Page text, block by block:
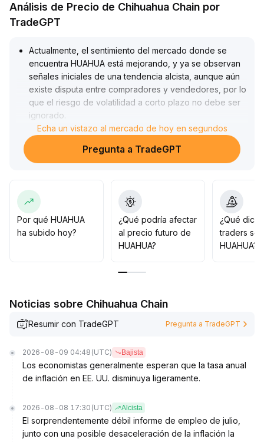
Análisis de Precio de Chihuahua Chain por
TradeGPT
Actualmente, el sentimiento del mercado donde se
encuentra HUAHUA está mejorando, y ya se observan
señales iniciales de una tendencia alcista, aunque aún
existe disputa entre compradores y vendedores, por lo
que el riesgo de volatilidad a corto plazo no debe ser
ignorado
Se recomienda a los inversionistas seguir la tendencia
principal, enfocándose en la confirmación de la misma
dentro del rango de $0.
gradual
Asimismo, es fundamental establecer estrictos límites de
stop loss y toma de ganancia, monitorear
continuamente el volumen de transacciones y el
comportamiento en zonas clave, aprovechar
inesperados, para lograr un equilibrio dinámico entre
Echa un vistazo al mercado de hoy en segundos
Pregunta a TradeGPT
Por qué HUAHUA
ha subido hoy?
¿Qué podría afectar
al precio futuro de
HUAHUA?
¿Qué
traders
HUAHUA?
Noticias sobre Chihuahua Chain
Resumir con TradeGPT Pregunta a TradeGPT
2026-08-09 04:48 (UTC) Bajista
Los economistas generalmente esperan que la tasa anual
de inflación en EE. UU. disminuya ligeramente.
2026-08-08 17:30 (UTC) Alcista
El sorprendentemente débil informe de empleo de julio,
junto con una posible desaceleración de la inflación la